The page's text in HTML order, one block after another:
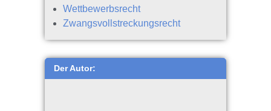
Wettbewerbsrecht
Zwangsvollstreckungsrecht
Der Autor: